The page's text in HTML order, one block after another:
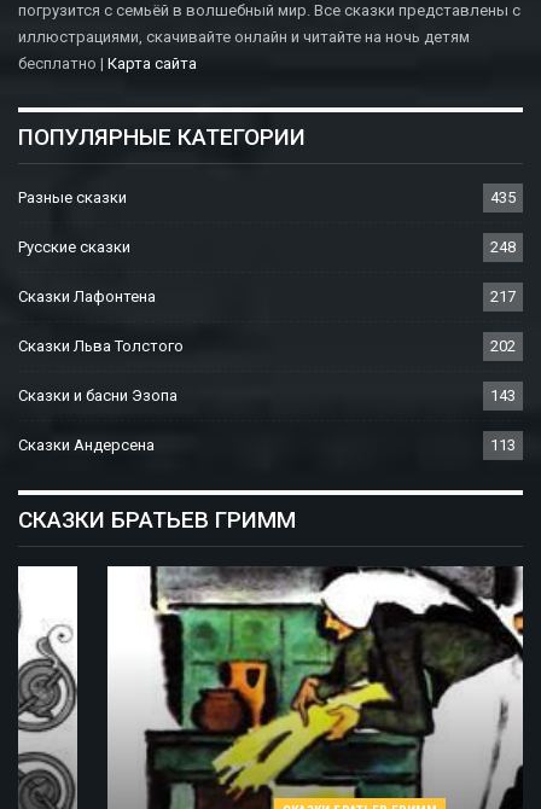
погрузится с семьёй в волшебный мир. Все сказки представлены с
иллюстрациями, скачивайте онлайн и читайте на ночь детям
бесплатно | Карта сайта
ПОПУЛЯРНЫЕ КАТЕГОРИИ
Разные сказки 435
Русские сказки 248
Сказки Лафонтена 217
Сказки Льва Толстого 202
Сказки и басни Эзопа 143
Сказки Андерсена 113
СКАЗКИ БРАТЬЕВ ГРИММ